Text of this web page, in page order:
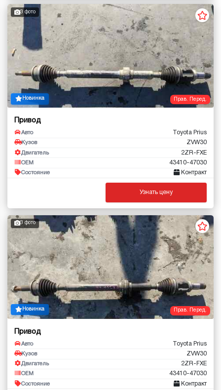
Прав. Перед.
3 фото
Новинка
Привод
Авто Toyota Prius
Кузов ZVW30
Двигатель 2ZR-FXE
OEM 43410-47030
Состояние Контракт
Узнать цену
Прав. Перед.
3 фото
Новинка
Привод
Авто Toyota Prius
Кузов ZVW30
Двигатель 2ZR-FXE
OEM 43410-47030
Состояние Контракт